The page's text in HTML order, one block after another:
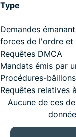
Type
Demandes
forces de l'ordre et
Requêtes DMCA
Mandats émis par
Procédures-bâillons
Requêtes relatives
Aucune de ces